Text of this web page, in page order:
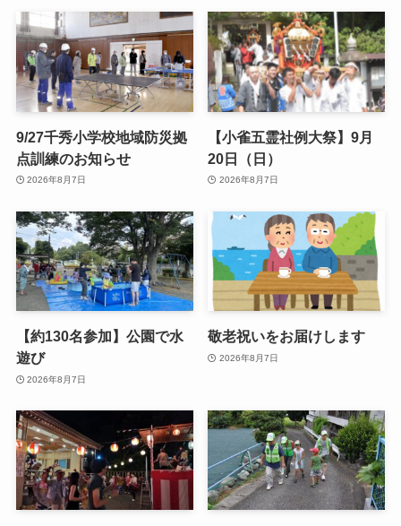
9/27千秀小学校地域防災拠
点訓練のお知らせ
2026年8月7日
【小雀五霊社例大祭】9月
20日（日）
2026年8月7日
【約130名参加】公園で水
遊び
2026年8月7日
敬老祝いをお届けします
2026年8月7日